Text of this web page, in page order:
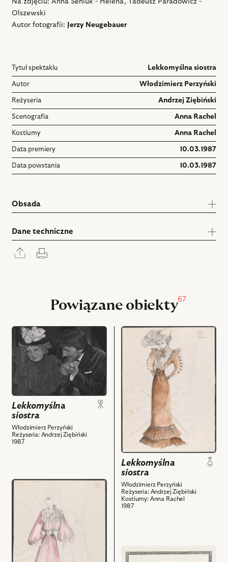
Na zdjęciu: Anna Seniuk - Helena, Tadeusz Paradowicz -
Olszewski
Autor fotografii:
Jerzy Neugebauer
Tytuł spektaklu Lekkomyślna siostra
Autor Włodzimierz Perzyński
Reżyseria Andrzej Ziębiński
Scenografia Anna Rachel
Kostiumy Anna Rachel
Data premiery 10.03.1987
Data powstania 10.03.1987
Obsada
Dane techniczne
Rozwiń
panel
Powiązane obiekty67
przejdź
do
obiektu
Lekkomyślna
siostra,
Na
zdjęciu:
Magdalena
Zawadzka
-
Ada,
powiązanych
nim
obiektów
Lekkomyślna
siostra
Włodzimierz Perzyński
Reżyseria: Andrzej Ziębiński
1987
przejdź
obiektu
Lekkomyślna
siostra,
Projekt:
kostium
i
powiązanych
z
nim
obiektów
Lekkomyślna
siostra
Włodzimierz Perzyński
Reżyseria: Andrzej Ziębiński
Kostiumy: Anna Rachel
1987
przejdź
Lekkomyślna
siostra,
Projekt:
kostium
przejdź